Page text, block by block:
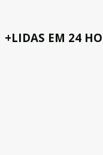
+LIDAS EM 24